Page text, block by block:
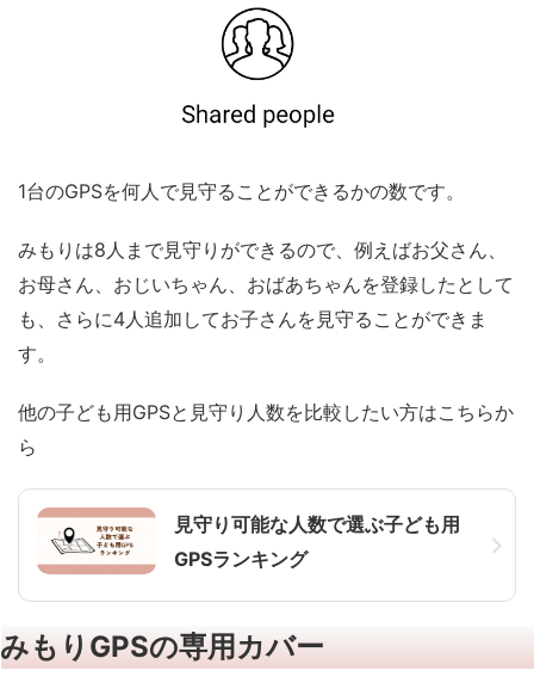
1台のGPSを何人で見守ることができるかの数です。
みもりは8人まで見守りができるので、例えばお父さん、
お母さん、おじいちゃん、おばあちゃんを登録したとして
も、さらに4人追加してお子さんを見守ることができま
す。
他の子ども用GPSと見守り人数を比較したい方はこちらか
ら
見守り可能な人数で選ぶ子ども用
GPSランキング
みもりGPSの専用カバー